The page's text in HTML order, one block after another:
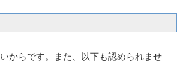
からです。また、以下も認められませ